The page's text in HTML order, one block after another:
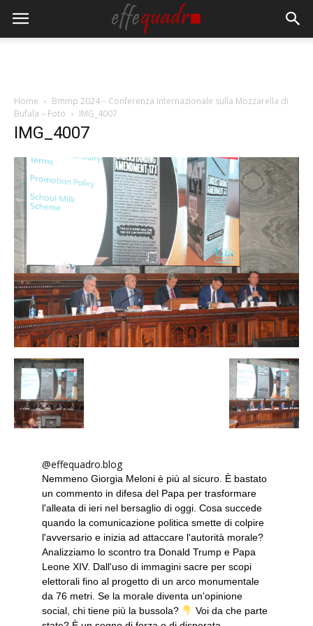
Home
Bmmp 2024 – Conferenza Internazionale sulla Mozzarella di
Bufala – Foto
IMG_4007
IMG_4007
@effequadro.blog
Nemmeno Giorgia Meloni è più al sicuro. È bastato
un commento in difesa del Papa per trasformare
l'alleata di ieri nel bersaglio di oggi. Cosa succede
quando la comunicazione politica smette di colpire
l'avversario e inizia ad attaccare l'autorità morale?
Analizziamo lo scontro tra Donald Trump e Papa
Leone XIV. Dall'uso di immagini sacre per scopi
elettorali fino al progetto di un arco monumentale
da 76 metri. Se la morale diventa un'opinione
social, chi tiene più la bussola?
Voi da che parte